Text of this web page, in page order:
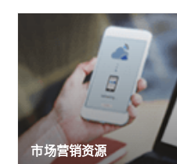
市场营销资源